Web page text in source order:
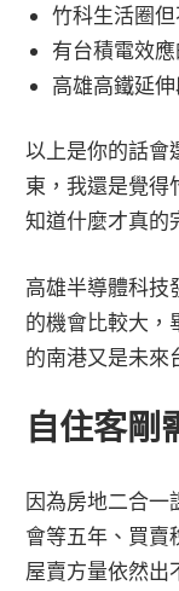
竹科生活圈
有台積電效
高雄高鐵延
以上是你的話會
東，我還是覺得
知道什麼才真的
高雄半導體科技
的機會比較大，
的南港又是未來
自住客剛
因為房地二合一
會等五年、買賣
屋賣方量依然出